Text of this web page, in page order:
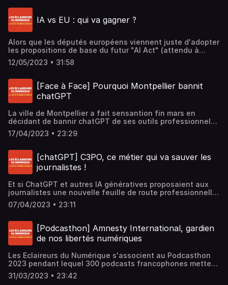
rédacteur en chef de Reflets.info, un des médias attaqué
en justice par Avisa Partners pour une série d'enquêtes.
Avec Fabrice Epelboin, Damien Douani et Bertrand
de-confidentialite pour plus d'informations.
IA vs EU : qui va gagner ?
Alors que les députés européens viennent juste d'adopter
les propositions de base du futur "AI Act" (attendu à
partir de fin 2023), les Eclaireurs du Numérique
décortiquent les 4 catégories de risques et ce qu'elles
Damien Douani.Hébergé par Ausha. Visitez
ausha.co/politique-de-confidentialite pour plus
d'informations.
12/05/2023 • 31:58
[Face à Face] Pourquoi Montpellier bannit
chatGPT
La ville de Montpellier a fait sensantion fin mars en
décidant de bannir chatGPT de ses outils professionnels,
dans l'attente d'avoir des informations précises sur les
usages des données de la commune. C'est une première
charge du numérique, explique à Damien Douani avec
force de détails, la posture responsable que désire
prendre Montpellier face à ces ruptures
ausha.co/politique-de-confidentialite pour plus
d'informations.
17/04/2023 • 23:29
[chatGPT] C3PO, ce métier qui va sauver les
journalistes !
Et si ChatGPT et autres IA génératives proposaient aux
journalistes une nouvelle feuille de route professionnelle
? Les Eclaireurs du Numérique sont les premiers à mettre
le doigt sur les opportunités qui s'ouvrent pour celles et
Bertrand Lenotre, Fabrice Epelboin et Damien
Douani. Hébergé par Ausha. Visitez ausha.co/politique-
de-confidentialite pour plus d'informations.
07/04/2023 • 23:11
[Podcasthon] Amnesty International, gardien
de nos libertés numériques
Les Eclaireurs du Numérique s'associent au Podcasthon
2023 pendant lequel 300 podcasts francophones mettent
en avant 300 associations ou ONG. Bertrand Lenotre,
Fabrice Epelboin et Damien Douani ont choisi de mettre
31/03/2023 • 23:42